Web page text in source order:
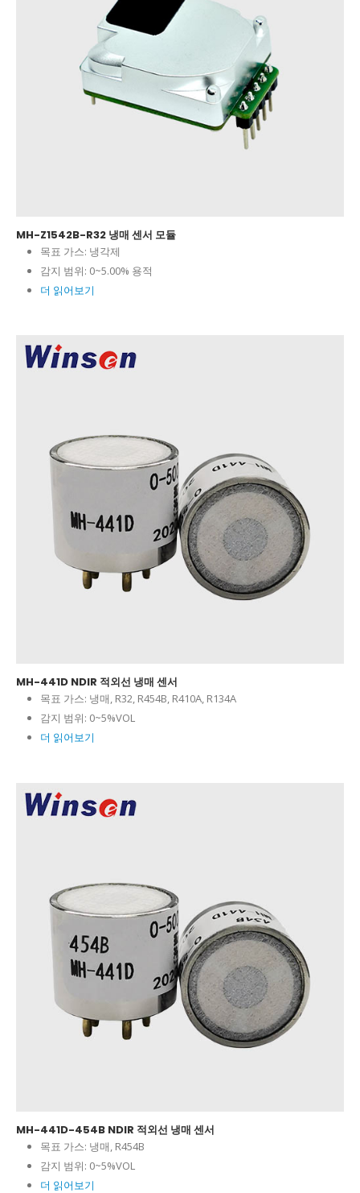
MH-Z1542B-R32 냉매 센서 모듈
목표 가스: 냉각제
감지 범위: 0~5.00% 용적
더 읽어보기
MH-441D NDIR 적외선 냉매 센서
목표 가스: 냉매, R32, R454B, R410A, R134A
감지 범위: 0~5%VOL
더 읽어보기
MH-441D-454B NDIR 적외선 냉매 센서
목표 가스: 냉매, R454B
감지 범위: 0~5%VOL
더 읽어보기